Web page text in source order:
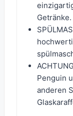
Penguin
anderen